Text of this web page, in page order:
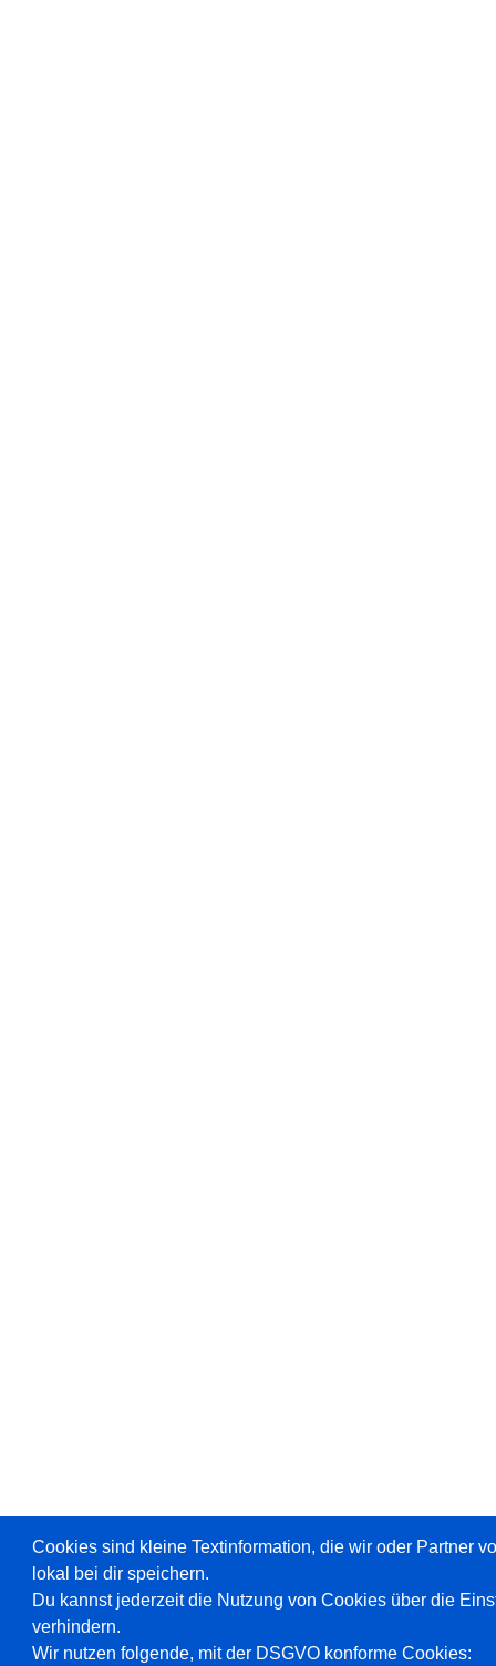
Cookies sind kleine Textinformation, die wir oder Partner
lokal bei dir speichern.
Du kannst jederzeit die Nutzung von Cookies über die
verhindern.
Wir nutzen folgende, mit der DSGVO konforme Cookies: